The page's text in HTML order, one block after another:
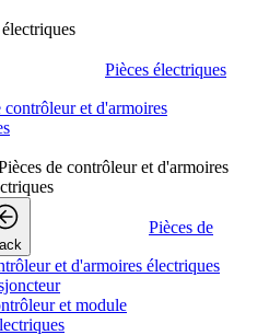
Pièces électriques
contrôleur et d'armoires
de contrôleur et d'armoires
Pièces de
et d'armoires électriques
et module